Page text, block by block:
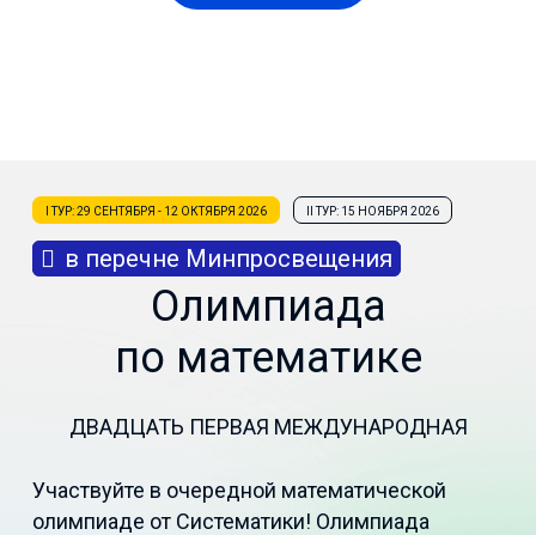
I ТУР: 29 СЕНТЯБРЯ - 12 ОКТЯБРЯ 2026 II ТУР: 15 НОЯБРЯ 2026
в перечне Минпросвещения
Олимпиада
по математике
ДВАДЦАТЬ ПЕРВАЯ МЕЖДУНАРОДНАЯ
Участвуйте в очередной математической
олимпиаде от Систематики! Олимпиада